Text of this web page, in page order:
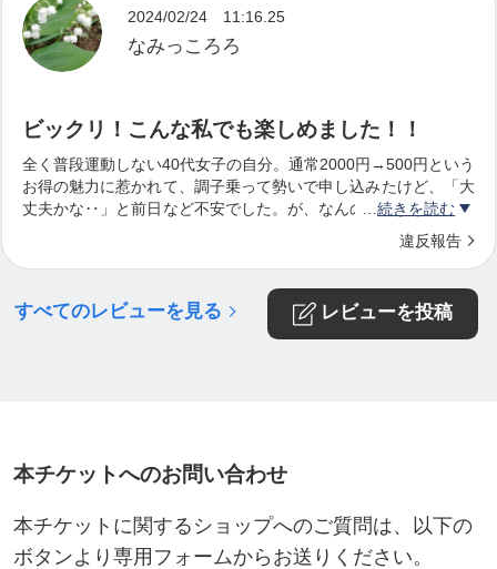
2024/02/24 11:16.25
なみっころろ
ビックリ！こんな私でも楽しめました！！
全く普段運動しない40代女子の自分。通常2000円→500円という
お得の魅力に惹かれて、調子乗って勢いで申し込みたけど、「大
丈夫かな‥」と前日など不安でした。が、なんのなんの心配全く
プロがしっかり細かく、丁寧、親切にサポートしてくださり、楽
サンドバッグとか、ミット打ちとか産まれて初めて。
スカッとするんですね！！知らなかったです！この爽快感。
続きを読む
違反報告
レビューを投稿
すべてのレビューを見る
本チケットへのお問い合わせ
本チケットに関するショップへのご質問は、以下の
ボタンより専用フォームからお送りください。